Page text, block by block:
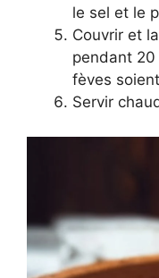
le sel et le
Couvrir et
pendant 20
fèves
Servir